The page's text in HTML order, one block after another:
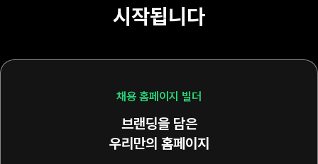
시작됩니다
채용 홈페이지 빌더
브랜딩을 담은
우리만의 홈페이지